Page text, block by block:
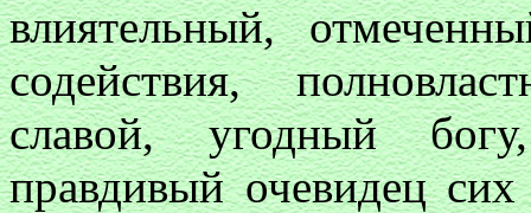
влиятельный,
содействия,
славой, угодный
правдивый очевидец